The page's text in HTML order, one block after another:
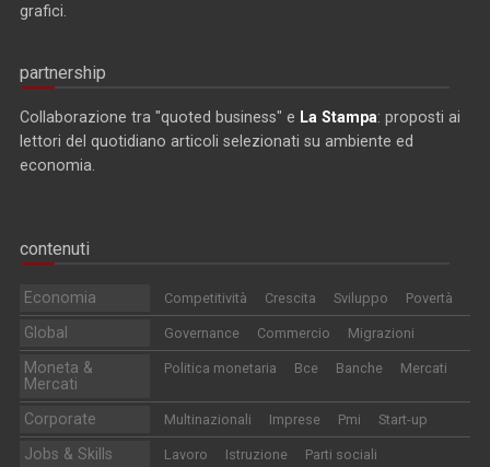
grafici.
partnership
Collaborazione tra "quoted business" e La Stampa: proposti ai
lettori del quotidiano articoli selezionati su ambiente ed
economia.
contenuti
Economia Competitività Crescita Sviluppo Povertà
Global Governance Commercio Migrazioni
Moneta &
Mercati
Politica monetaria Bce Banche Mercati
Corporate Multinazionali Imprese Pmi Start-up
Jobs & Skills Lavoro Istruzione
Parti sociali